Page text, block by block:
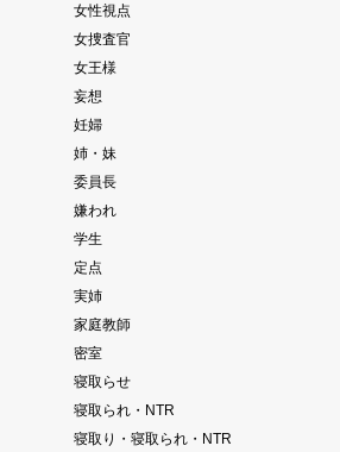
女性視点
女捜査官
女王様
妄想
妊婦
姉・妹
委員長
嫌われ
学生
定点
実姉
家庭教師
密室
寝取らせ
寝取られ・NTR
寝取り・寝取られ・NTR